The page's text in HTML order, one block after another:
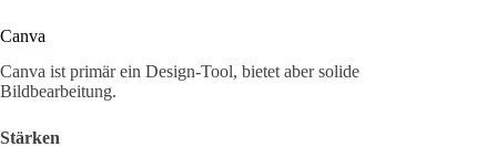
Canva
Canva ist primär ein Design-Tool, bietet aber solide
Bildbearbeitung.
Stärken